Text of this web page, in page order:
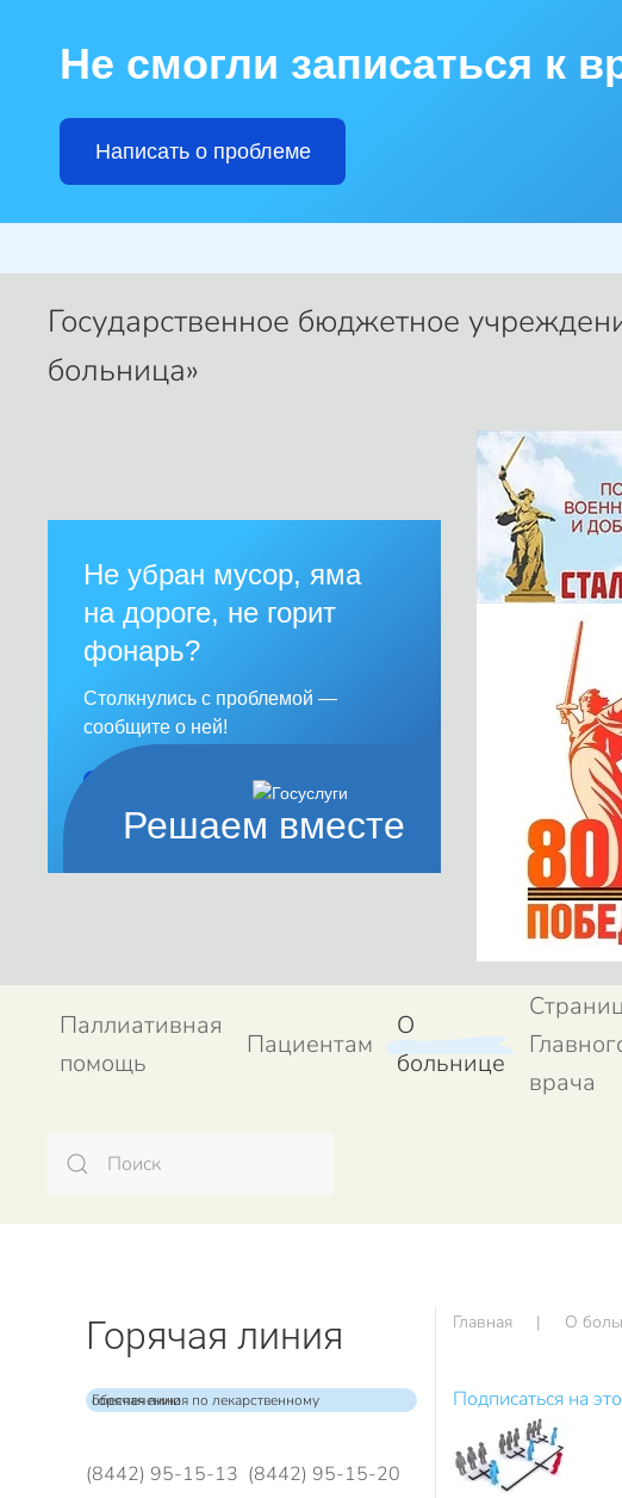
Skip to main content
Не смогли записаться к
Написать о проблеме
Государственное бюджетное
больница»
Решаем вместе
Не убран мусор, яма
на дороге, не горит
фонарь?
Столкнулись с проблемой —
сообщите о ней!
Сообщить о проблеме
Паллиативная
помощь
Пациентам
О
больнице
врача
Главная О
Подписаться на
Горячая линия
Горячая линия по лекарственному обеспечению
(8442) 95-15-13 (8442) 95-15-20